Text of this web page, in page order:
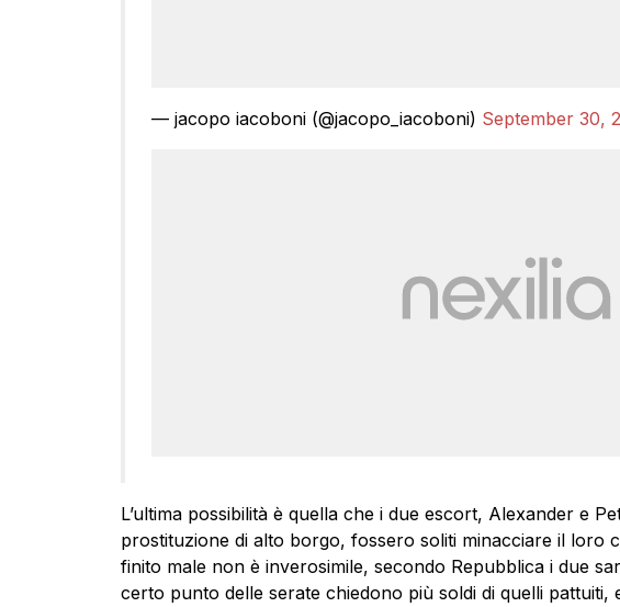
— jacopo iacoboni (@jacopo_iacoboni) September 30,
L’ultima possibilità è quella che i due escort, Alexander e
prostituzione di alto borgo, fossero soliti minacciare il loro
finito male non è inverosimile, secondo Repubblica i due
certo punto delle serate chiedono più soldi di quelli pattuiti,